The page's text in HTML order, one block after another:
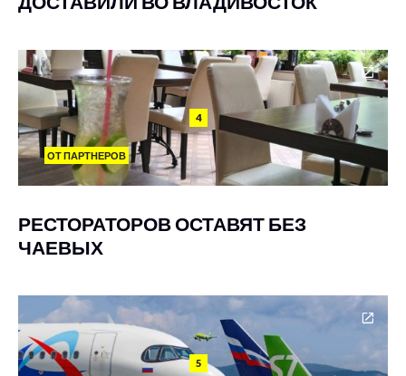
4
ОТ ПАРТНЕРОВ
РЕСТОРАТОРОВ ОСТАВЯТ БЕЗ
ЧАЕВЫХ
5